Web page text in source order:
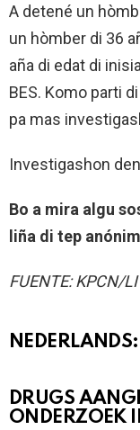
A detené un
un hòmber di 36
aña di edat di
BES. Komo parti
pa mas
Investigashon
Bo a mira algu
liña di tep
FUENTE: KPCN/
NEDERLANDS:
DRUGS
ONDERZOEK